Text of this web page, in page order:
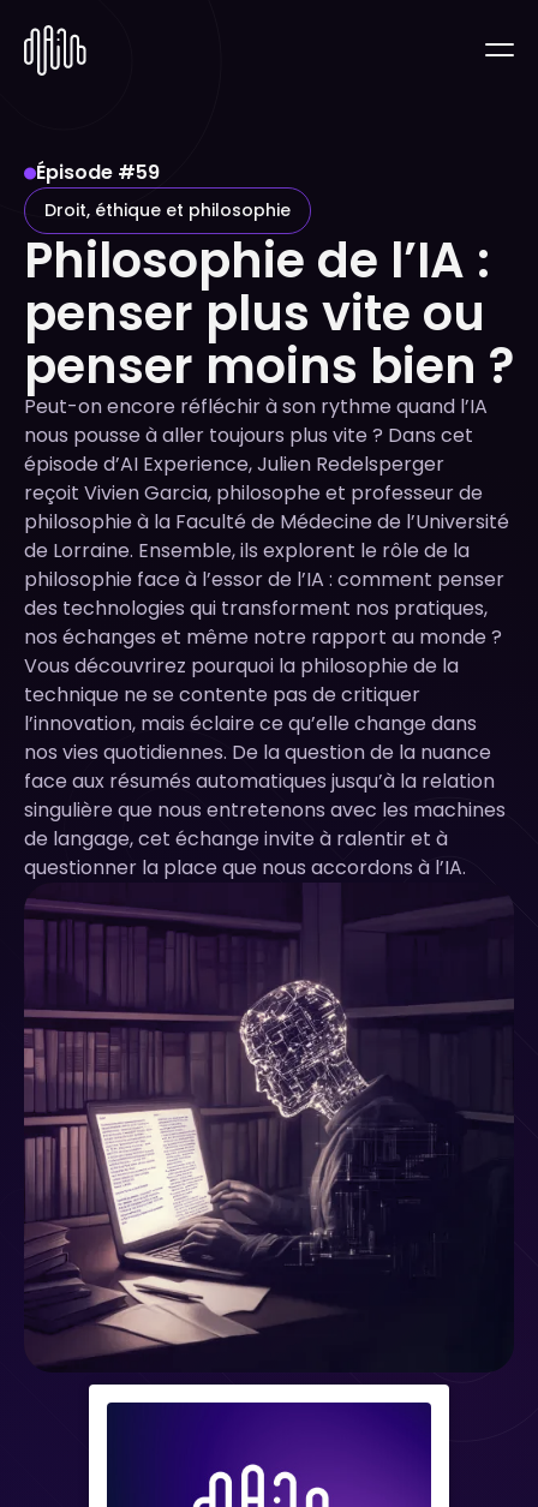
Épisode #59
Droit, éthique et philosophie
Philosophie de l’IA :
penser plus vite ou
penser moins bien ?
Peut-on encore réfléchir à son rythme quand l’IA
nous pousse à aller toujours plus vite ? Dans cet
épisode d’AI Experience, Julien Redelsperger
reçoit Vivien Garcia, philosophe et professeur de
philosophie à la Faculté de Médecine de l’Université
de Lorraine. Ensemble, ils explorent le rôle de la
philosophie face à l’essor de l’IA : comment penser
des technologies qui transforment nos pratiques,
nos échanges et même notre rapport au monde ?
Vous découvrirez pourquoi la philosophie de la
technique ne se contente pas de critiquer
l’innovation, mais éclaire ce qu’elle change dans
nos vies quotidiennes. De la question de la nuance
face aux résumés automatiques jusqu’à la relation
singulière que nous entretenons avec les machines
de langage, cet échange invite à ralentir et à
questionner la place que nous accordons à l’IA.